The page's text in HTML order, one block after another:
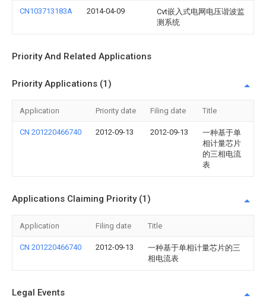
CN103713183A 2014-04-09
Cvt嵌入式电网电压谐波监
测系统
Priority And Related Applications
Priority Applications (1)
Application Priority date Filing date Title
CN 201220466740 2012-09-13 2012-09-13
一种基于单
相计量芯片
的三相电流
表
Applications Claiming Priority (1)
Application Filing date Title
CN 201220466740 2012-09-13
一种基于单相计量芯片的三
相电流表
Legal Events